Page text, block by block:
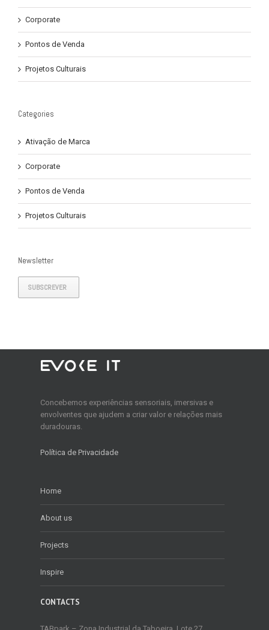
Corporate
Pontos de Venda
Projetos Culturais
Categories
Ativação de Marca
Corporate
Pontos de Venda
Projetos Culturais
Newsletter
SUBSCREVER
Concebemos experiências sensoriais, imersivas e
envolventes que ajudem a criar valor e relações mais
duradouras.
Política de Privacidade
Home
About us
Projects
Inspire
CONTACTS